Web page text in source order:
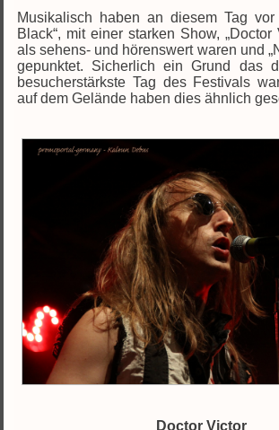
Musikalisch haben an diesem Tag vor
Black“, mit einer starken Show, „Doctor
als sehens- und hörenswert waren und
gepunktet. Sicherlich ein Grund das
besucherstärkste Tag des Festivals
auf dem Gelände haben dies ähnlich
Doctor Victor